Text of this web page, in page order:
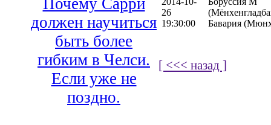
Почему Сарри
должен научиться
быть более
гибким в Челси.
Если уже не
поздно.
26
19:30:00
Бавария
[ <<< назад ]